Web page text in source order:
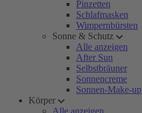
Pinzetten
Schlafmasken
Wimpernbürsten
Sonne & Schutz
Alle anzeigen
After Sun
Selbstbräuner
Sonnencreme
Sonnen-Make-up
Körper
Alle anzeigen